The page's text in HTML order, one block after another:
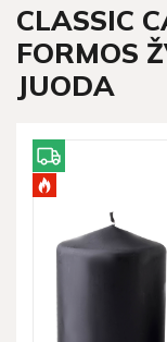
CLASSIC
FORMOS
JUODA